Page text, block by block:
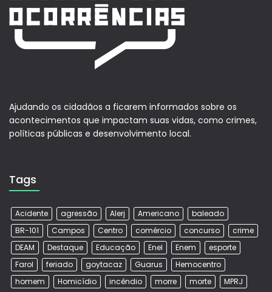
Ajudando os cidadãos a ficarem informados sobre os
acontecimentos que impactam suas vidas, como crimes,
políticas públicas e desenvolvimento local.
Tags
Acidente agressão Alerj Americano
baleado
BR-101
Campos Centro comércio concurso
crime
DEAM
Destaque Educação Enel Enem
esporte
Farol
feriado goytacaz Guarus
Hemocentro
homem
Homicídio incêndio morre morte MPRJ